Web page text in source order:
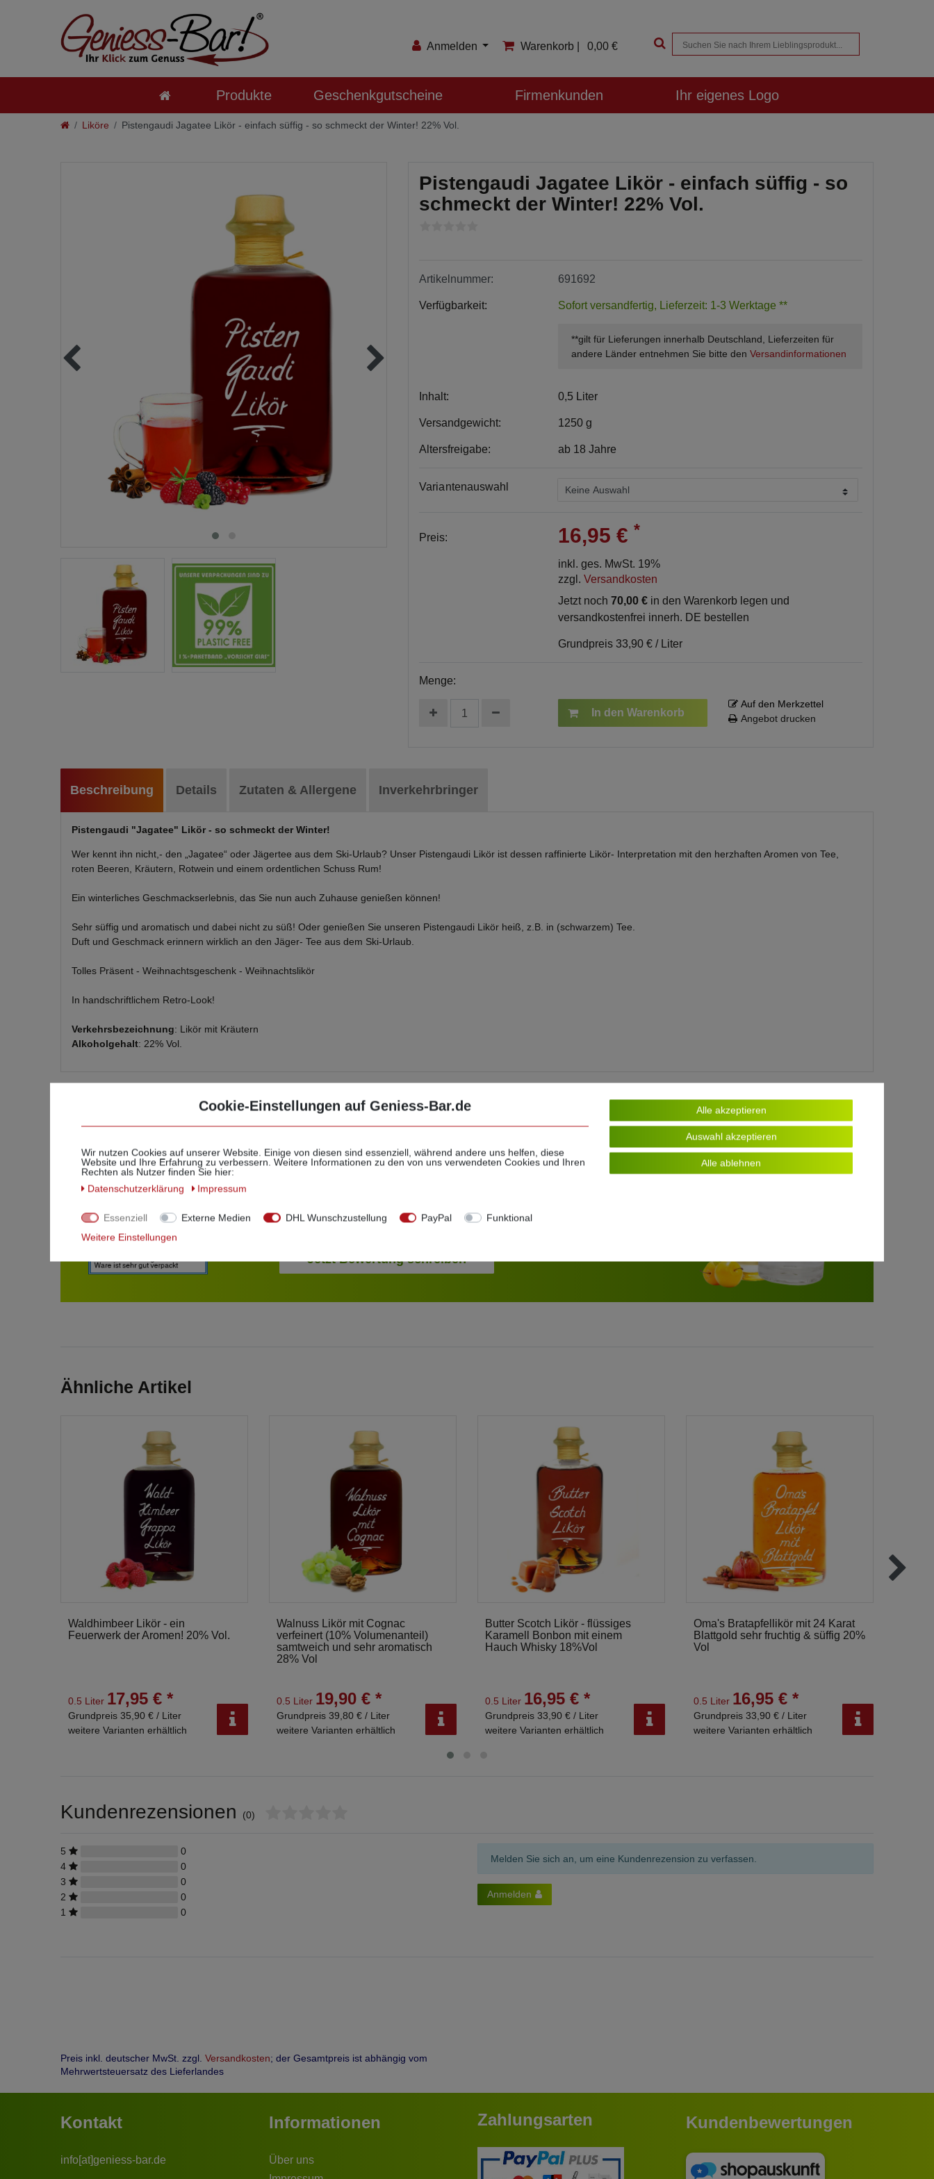
Anmelden
Registrieren
Warenkorb | 0,00 €
Produkte Geschenkgutscheine Firmenkunden Ihr eigenes Logo
Liköre Pistengaudi Jagatee Likör - einfach süffig - so schmeckt der Winter! 22% Vol.
Pistengaudi Jagatee Likör - einfach süffig - so
schmeckt der Winter! 22% Vol.
Artikelnummer: 691692
Verfügbarkeit: Sofort versandfertig, Lieferzeit: 1-3 Werktage **
**gilt für Lieferungen innerhalb Deutschland, Lieferzeiten für
andere Länder entnehmen Sie bitte den Versandinformationen
Inhalt: 0,5 Liter
Versandgewicht: 1250 g
Altersfreigabe: ab 18 Jahre
Variantenauswahl
Preis: 16,95 € *
inkl. ges. MwSt. 19%
zzgl. Versandkosten
Jetzt noch 70,00 € in den Warenkorb legen und
versandkostenfrei innerh. DE bestellen
Grundpreis 33,90 € / Liter
Menge:
In den Warenkorb
Auf den Merkzettel
Angebot drucken
Beschreibung Details Zutaten & Allergene Inverkehrbringer
Pistengaudi "Jagatee" Likör - so schmeckt der Winter!
Wer kennt ihn nicht,- den „Jagatee“ oder Jägertee aus dem Ski-Urlaub? Unser Pistengaudi Likör ist dessen raffinierte Likör- Interpretation mit den herzhaften Aromen von Tee,
roten Beeren, Kräutern, Rotwein und einem ordentlichen Schuss Rum!
Ein winterliches Geschmackserlebnis, das Sie nun auch Zuhause genießen können!
Sehr süffig und aromatisch und dabei nicht zu süß! Oder genießen Sie unseren Pistengaudi Likör heiß, z.B. in (schwarzem) Tee.
Duft und Geschmack erinnern wirklich an den Jäger- Tee aus dem Ski-Urlaub.
Tolles Präsent - Weihnachtsgeschenk - Weihnachtslikör
In handschriftlichem Retro-Look!
Verkehrsbezeichnung: Likör mit Kräutern
Alkoholgehalt: 22% Vol.
Ihre Meinung zählt!
Jetzt Bewertung schreiben
Ähnliche Artikel
Waldhimbeer Likör - ein
Feuerwerk der Aromen! 20% Vol.
0.5 Liter 17,95 € *
Grundpreis 35,90 € / Liter
weitere Varianten erhältlich
Walnuss Likör mit Cognac
verfeinert (10% Volumenanteil)
samtweich und sehr aromatisch
28% Vol
0.5 Liter 19,90 € *
Grundpreis 39,80 € / Liter
weitere Varianten erhältlich
Butter Scotch Likör - flüssiges
Karamell Bonbon mit einem
Hauch Whisky 18%Vol
0.5 Liter 16,95 € *
Grundpreis 33,90 € / Liter
weitere Varianten erhältlich
Oma's Bratapfellikör mit 24 Karat
Blattgold sehr fruchtig & süffig 20%
Vol
0.5 Liter 16,95 € *
Grundpreis 33,90 € / Liter
weitere Varianten erhältlich
Kundenrezensionen (0)
5
0
4
0
3
0
2
0
1
0
Melden Sie sich an, um eine Kundenrezension zu verfassen.
Anmelden
Preis inkl. deutscher MwSt. zzgl. Versandkosten; der Gesamtpreis ist abhängig vom
Mehrwertsteuersatz des Lieferlandes
Kontakt
info[at]geniess-bar.de
Informationen
Über uns
Zahlungsarten Kundenbewertungen
Cookie-Einstellungen auf Geniess-Bar.de
Wir nutzen Cookies auf unserer Website. Einige von diesen sind essenziell, während andere uns helfen, diese
Website und Ihre Erfahrung zu verbessern. Weitere Informationen zu den von uns verwendeten Cookies und Ihren
Rechten als Nutzer finden Sie hier:
Daten­schutz­erklärung
Impressum
Essenziell Externe Medien DHL Wunschzustellung PayPal
Funktional
Weitere Einstellungen
Alle akzeptieren
Auswahl akzeptieren
Alle ablehnen